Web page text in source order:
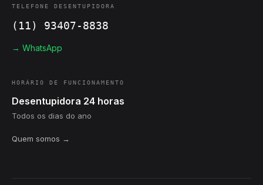
TELEFONE DESENTUPIDORA
(11) 93407-8838
→ WhatsApp
HORÁRIO DE FUNCIONAMENTO
Desentupidora 24 horas
Todos os dias do ano
Quem somos →